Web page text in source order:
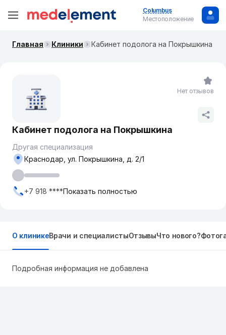
Columbus
Местоположение
Главная Клиники Кабинет подолога на Покрышкина
Кабинет подолога на Покрышкина
Другая специализация
Краснодар, ул. Покрышкина, д. 2/1
+7 918 ****Показать полностью
Нет отзывов
О клиникеВрачи и специалистыОтзывыЧто нового?
Подробная информация не добавлена